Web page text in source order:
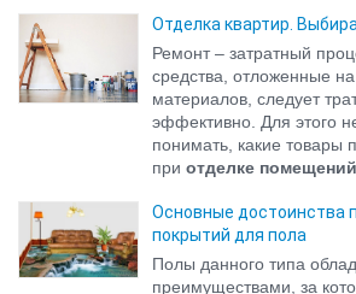
Отделка квартир.
Ремонт – затратный
средства, отложенные
материалов, следует
эффективно. Для этого
понимать, какие товары
при отделке помещений
Основные достоинства
покрытий для пола
Полы данного типа
преимуществами, за